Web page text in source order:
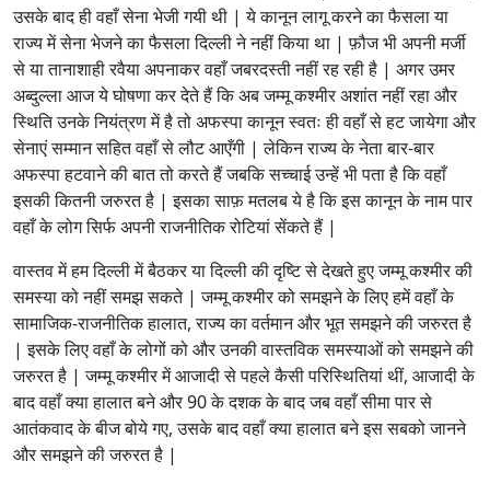
उसके बाद ही वहाँ सेना भेजी गयी थी | ये कानून लागू करने का फैसला या
राज्य में सेना भेजने का फैसला दिल्ली ने नहीं किया था | फ़ौज भी अपनी मर्जी
से या तानाशाही रवैया अपनाकर वहाँ जबरदस्ती नहीं रह रही है | अगर उमर
अब्दुल्ला आज ये घोषणा कर देते हैं कि अब जम्मू कश्मीर अशांत नहीं रहा और
स्थिति उनके नियंत्रण में है तो अफस्पा कानून स्वतः ही वहाँ से हट जायेगा और
सेनाएं सम्मान सहित वहाँ से लौट आएँगी | लेकिन राज्य के नेता बार-बार
अफस्पा हटवाने की बात तो करते हैं जबकि सच्चाई उन्हें भी पता है कि वहाँ
इसकी कितनी जरुरत है | इसका साफ़ मतलब ये है कि इस कानून के नाम पार
वहाँ के लोग सिर्फ अपनी राजनीतिक रोटियां सेंकते हैं |
वास्तव में हम दिल्ली में बैठकर या दिल्ली की दृष्टि से देखते हुए जम्मू कश्मीर की
समस्या को नहीं समझ सकते | जम्मू कश्मीर को समझने के लिए हमें वहाँ के
सामाजिक-राजनीतिक हालात, राज्य का वर्तमान और भूत समझने की जरुरत है
| इसके लिए वहाँ के लोगों को और उनकी वास्तविक समस्याओं को समझने की
जरुरत है | जम्मू कश्मीर में आजादी से पहले कैसी परिस्थितियां थीं, आजादी के
बाद वहाँ क्या हालात बने और 90 के दशक के बाद जब वहाँ सीमा पार से
आतंकवाद के बीज बोये गए, उसके बाद वहाँ क्या हालात बने इस सबको जानने
और समझने की जरुरत है |